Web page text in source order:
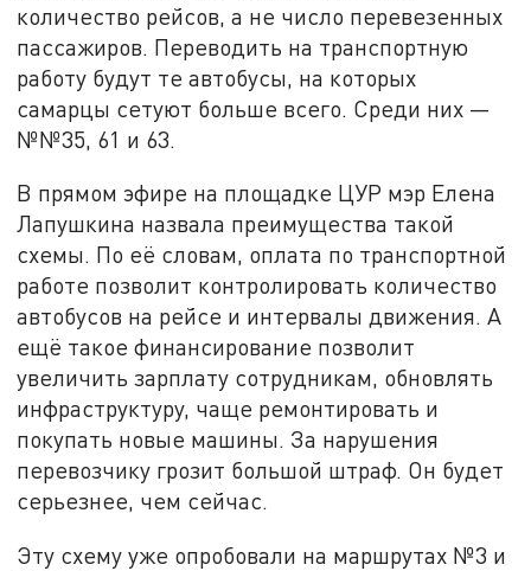
количество рейсов, а не число перевезенных
пассажиров. Переводить на транспортную
работу будут те автобусы, на которых
самарцы сетуют больше всего. Среди них —
№№35, 61 и 63.
В прямом эфире на площадке ЦУР мэр Елена
Лапушкина назвала преимущества такой
схемы. По её словам, оплата по транспортной
работе позволит контролировать количество
автобусов на рейсе и интервалы движения. А
ещё такое финансирование позволит
увеличить зарплату сотрудникам, обновлять
инфраструктуру, чаще ремонтировать и
покупать новые машины. За нарушения
перевозчику грозит большой штраф. Он будет
серьезнее, чем сейчас.
Эту схему уже опробовали на маршрутах №3 и